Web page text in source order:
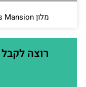
מלון Lucy's Mansion בפורט אוונטורה – סקירה
רוצה